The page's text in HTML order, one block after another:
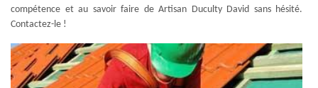
compétence et au savoir faire de Artisan Duculty David sans hésité.
Contactez-le !